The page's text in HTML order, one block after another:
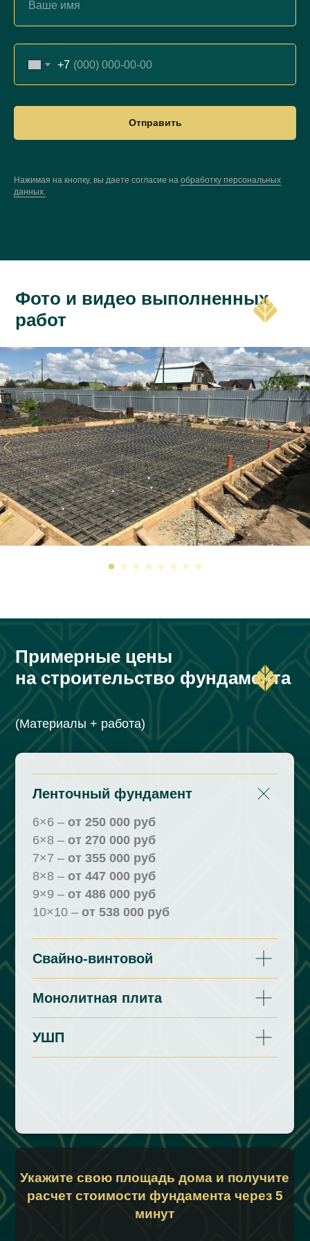
+7
Отправить
Нажимая на кнопку, вы даете согласие на обработку персональных
данных.
Фото и видео выполненных
работ
Укажите свою площадь дома и получите
расчет стоимости фундамента через 5
минут
Ленточный фундамент
6×6 – от 250 000 руб
6×8 – от 270 000 руб
7×7 – от 355 000 руб
8×8 – от 447 000 руб
9×9 – от 486 000 руб
10×10 – от 538 000 руб
Свайно-винтовой
Монолитная плита
УШП
Примерные цены
на строительство фундамента
(Материалы + работа)